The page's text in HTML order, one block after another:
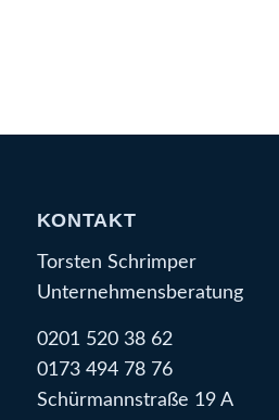
KONTAKT
Torsten Schrimper
Unternehmensberatung
0201 520 38 62
0173 494 78 76
Schürmannstraße 19 A